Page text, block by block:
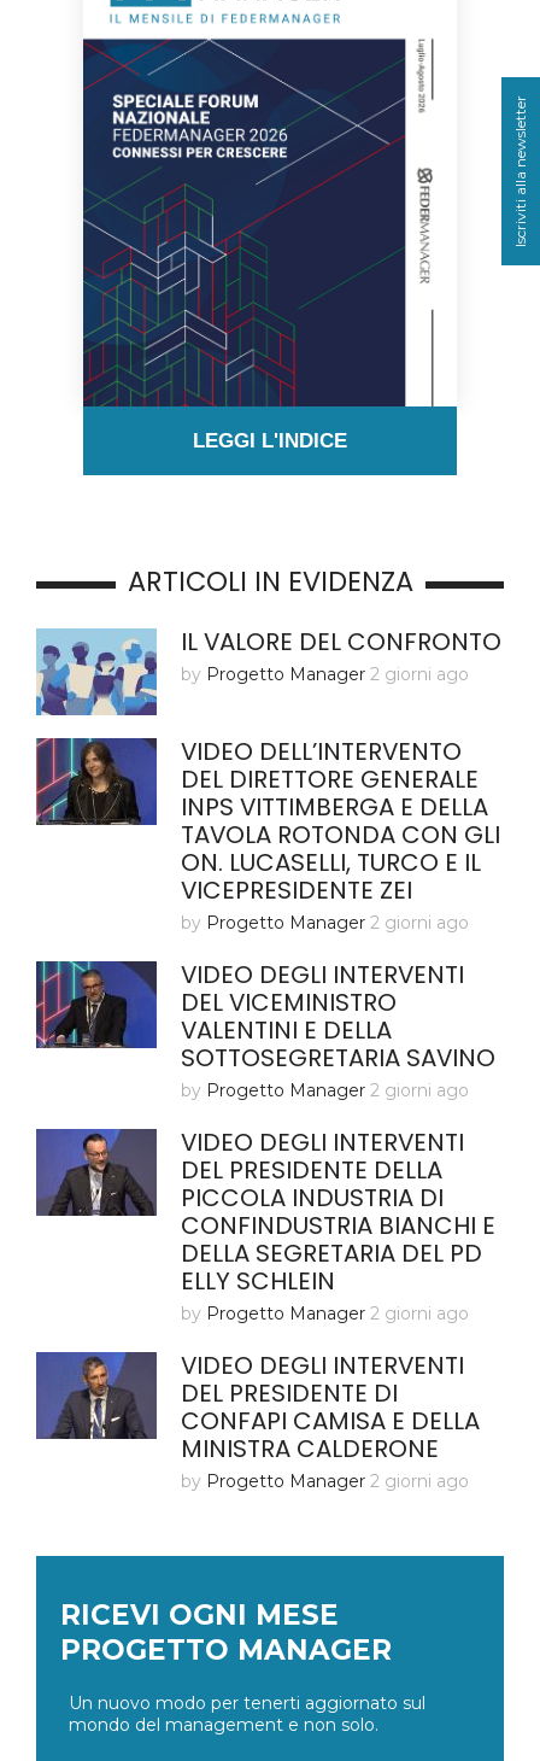
LEGGI L'INDICE
ARTICOLI IN EVIDENZA
IL VALORE DEL CONFRONTO
by Progetto Manager 2 giorni ago
VIDEO DELL’INTERVENTO
DEL DIRETTORE GENERALE
INPS VITTIMBERGA E DELLA
TAVOLA ROTONDA CON GLI
ON. LUCASELLI, TURCO E IL
VICEPRESIDENTE ZEI
by Progetto Manager 2 giorni ago
VIDEO DEGLI INTERVENTI
DEL VICEMINISTRO
VALENTINI E DELLA
SOTTOSEGRETARIA SAVINO
by Progetto Manager 2 giorni ago
VIDEO DEGLI INTERVENTI
DEL PRESIDENTE DELLA
PICCOLA INDUSTRIA DI
CONFINDUSTRIA BIANCHI E
DELLA SEGRETARIA DEL PD
ELLY SCHLEIN
by Progetto Manager 2 giorni ago
VIDEO DEGLI INTERVENTI
DEL PRESIDENTE DI
CONFAPI CAMISA E DELLA
MINISTRA CALDERONE
by Progetto Manager 2 giorni ago
RICEVI OGNI MESE
PROGETTO MANAGER
Un nuovo modo per tenerti aggiornato sul
mondo del management e non solo.
Iscriviti alla newsletter